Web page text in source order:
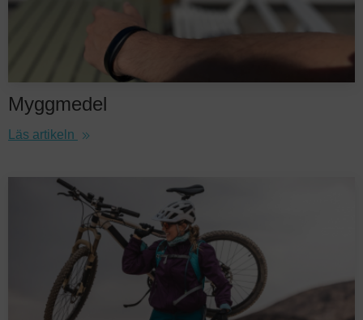
Myggmedel
Läs artikeln